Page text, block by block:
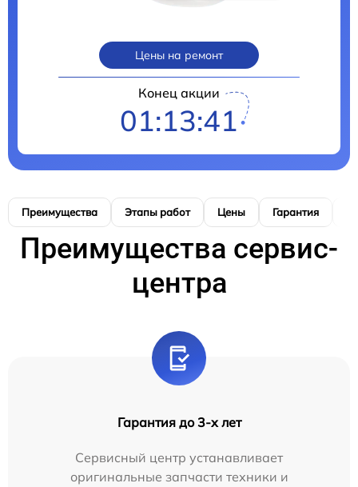
Цены на ремонт
Конец акции
01:13:41
Преимущества Этапы работ Цены Гарантия
Преимущества сервис-
центра
Гарантия до 3-х лет
Сервисный центр устанавливает
оригинальные запчасти техники и